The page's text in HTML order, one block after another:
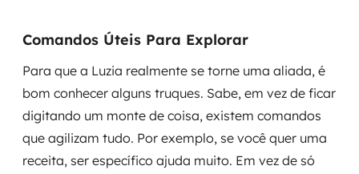
Comandos Úteis Para Explorar
Para que a Luzia realmente se torne uma aliada, é
bom conhecer alguns truques. Sabe, em vez de ficar
digitando um monte de coisa, existem comandos
que agilizam tudo. Por exemplo, se você quer uma
receita, ser específico ajuda muito. Em vez de só